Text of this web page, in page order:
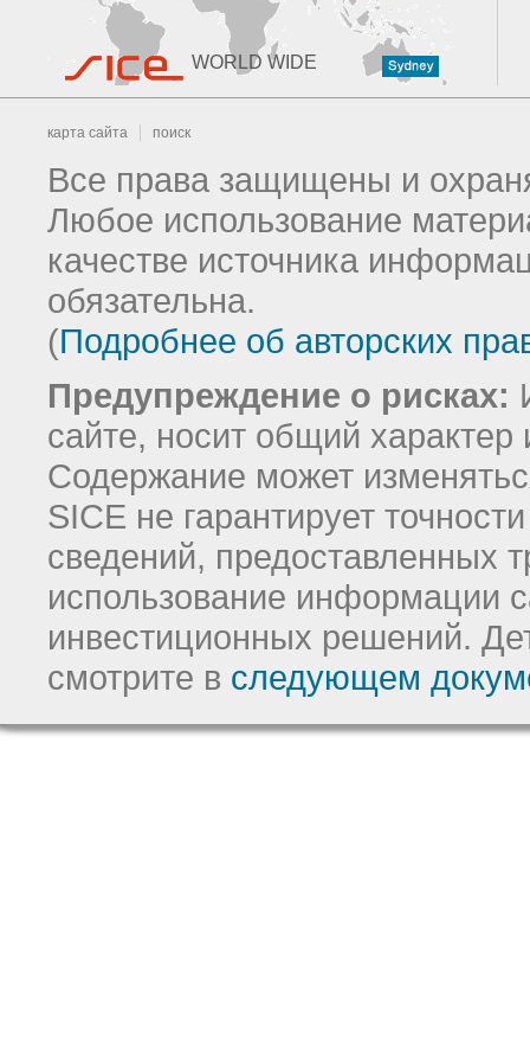
WORLD WIDE
карта сайта поиск
Все права защищены и
Любое использование
качестве источника
обязательна.
(Подробнее об авторских
Предупреждение о рисках:
сайте, носит общий
Содержание может
SICE не гарантирует
сведений, предоставленных
использование информации
инвестиционных решений.
смотрите в следующем